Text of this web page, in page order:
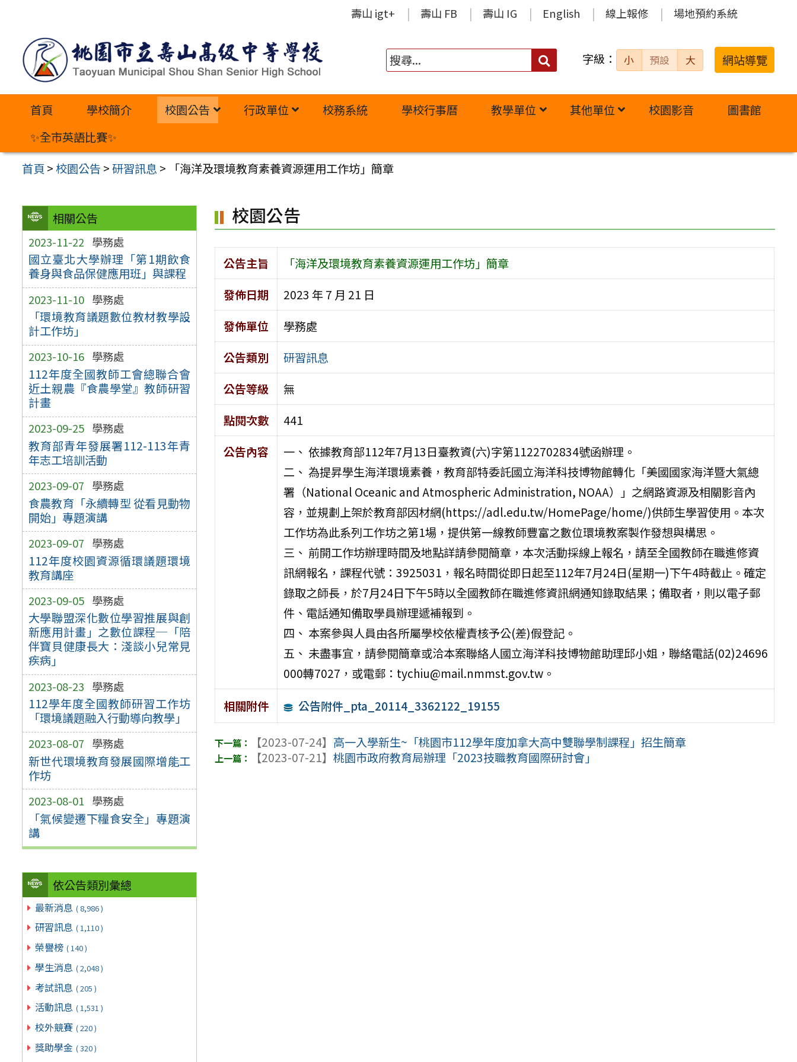
內
壽山 igt+ 壽山 FB 壽山 IG English 線上報修 場地預約系統
搜
字級： 小 預設 大 網站導覽
首頁 學校簡介 校園公告 行政單位 校務系統 學校行事曆 教學單位 其他單位 校園影音
圖書館
✨全市英語比賽✨
首頁 >校園公告 >研習訊息 > 「海洋及環境教育素養資源運用工作坊」簡章
相關公告
2023-11-22 學務處
國立臺北大學辦理「第1期飲食
養身與食品保健應用班」與課程
2023-11-10 學務處
「環境教育議題數位教材教學設
計工作坊」
2023-10-16 學務處
112年度全國教師工會總聯合會
近土親農『食農學堂』教師研習
計畫
2023-09-25 學務處
教育部青年發展署112-113年青
年志工培訓活動
2023-09-07 學務處
食農教育「永續轉型 從看見動物
開始」專題演講
2023-09-07 學務處
112年度校園資源循環議題環境
教育講座
2023-09-05 學務處
大學聯盟深化數位學習推展與創
新應用計畫」之數位課程─「陪
伴寶貝健康長大：淺談小兒常見
疾病」
2023-08-23 學務處
112學年度全國教師研習工作坊
「環境議題融入行動導向教學」
2023-08-07 學務處
新世代環境教育發展國際增能工
作坊
2023-08-01 學務處
「氣候變遷下糧食安全」專題演
講
依公告類別彙總
最新消息 ( 8,986 )
研習訊息 ( 1,110 )
榮譽榜 ( 140 )
學生消息 ( 2,048 )
考試訊息 ( 205 )
活動訊息 ( 1,531 )
校外競賽 ( 220 )
獎助學金 ( 320 )
校園公告
公告主旨
「海洋及環境教育素養資源運用工作坊」簡章
發佈日期
2023 年 7 月 21 日
發佈單位
學務處
公告類別
研習訊息
公告等級
無
點閱次數
441
公告內容
一、 依據教育部112年7月13日臺教資(六)字第1122702834號函辦理。
二、 為提昇學生海洋環境素養，教育部特委託國立海洋科技博物館轉化「美國國家海洋暨大氣總
署（National Oceanic and Atmospheric Administration, NOAA）」之網路資源及相關影音內
容，並規劃上架於教育部因材網(https://adl.edu.tw/HomePage/home/)供師生學習使用。本次
工作坊為此系列工作坊之第1場，提供第一線教師豐富之數位環境教案製作發想與構思。
三、 前開工作坊辦理時間及地點詳請參閱簡章，本次活動採線上報名，請至全國教師在職進修資
訊網報名，課程代號：3925031，報名時間從即日起至112年7月24日(星期一)下午4時截止。確定
錄取之師長，於7月24日下午5時以全國教師在職進修資訊網通知錄取結果；備取者，則以電子郵
件、電話通知備取學員辦理遞補報到。
四、 本案參與人員由各所屬學校依權責核予公(差)假登記。
五、 未盡事宜，請參閱簡章或洽本案聯絡人國立海洋科技博物館助理邱小姐，聯絡電話(02)24696
000轉7027，或電郵：tychiu@mail.nmmst.gov.tw。
相關附件
公告附件_pta_20114_3362122_19155
【2023-07-24】 高一入學新生~「桃園市112學年度加拿大高中雙聯學制課程」招生簡章
【2023-07-21】桃園市政府教育局辦理「2023技職教育國際研討會」